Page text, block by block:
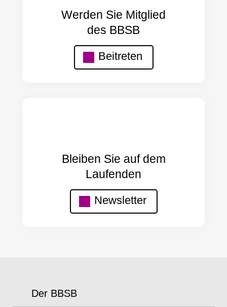
Werden Sie Mitglied
des BBSB
Beitreten
Bleiben Sie auf dem
Laufenden
Newsletter
Der BBSB